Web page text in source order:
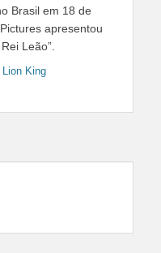
Brasil em 18 de
apresentou
Leão”.
Lion King